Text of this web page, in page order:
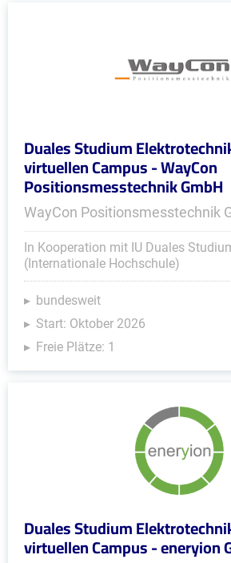
Duales Studium
virtuellen Campus - WayCon
Positionsmesstechnik GmbH
WayCon Positionsmesstechnik
In Kooperation mit IU Duales
(Internationale Hochschule)
bundesweit
Start: Oktober 2026
Freie Plätze: 1
Duales Studium
virtuellen Campus - eneryion